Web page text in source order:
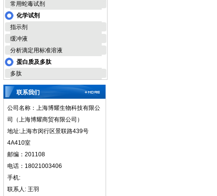
常用蛇毒试剂
化学试剂
指示剂
缓冲液
分析滴定用标准溶液
蛋白质及多肽
多肽
联系我们
公司名称：上海博耀生物科技有限公
司（上海博耀商贸有限公司）
地址:上海市闵行区景联路439号
4A410室
邮编：201108
电话：18021003406
手机:
联系人: 王羽